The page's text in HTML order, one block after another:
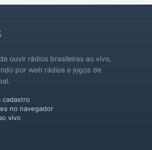
ouvir rádios brasileiras ao vivo,
por web rádios e jogos de
cadastro
no navegador
vivo